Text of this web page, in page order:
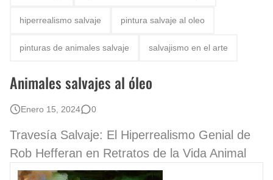
hiperrealismo salvaje pintura salvaje al oleo
pinturas de animales salvaje salvajismo en el arte
Animales salvajes al óleo
Enero 15, 2024 0
Travesía Salvaje: El Hiperrealismo Genial de
Rob Hefferan en Retratos de la Vida Animal